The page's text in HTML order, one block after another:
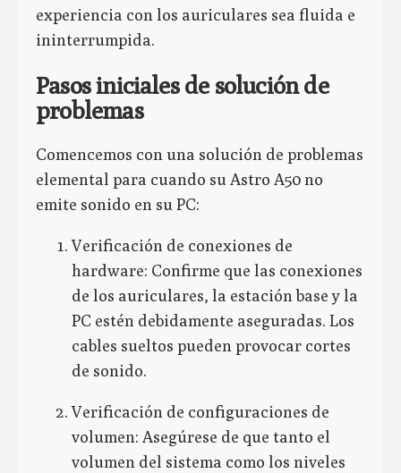
experiencia con los auriculares sea fluida e
ininterrumpida.
Pasos iniciales de solución de
problemas
Comencemos con una solución de problemas
elemental para cuando su Astro A50 no
emite sonido en su PC:
Verificación de conexiones de
hardware: Confirme que las conexiones
de los auriculares, la estación base y la
PC estén debidamente aseguradas. Los
cables sueltos pueden provocar cortes
de sonido.
Verificación de configuraciones de
volumen: Asegúrese de que tanto el
volumen del sistema como los niveles